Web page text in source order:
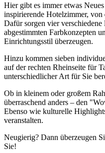
Hier gibt es immer etwas
inspirierende Hotelzimmer, von
Dafür sorgen vier
abgestimmten Farbkonzepten
Einrichtungsstil überzeugen.
Hinzu kommen sieben
auf der rechten Rheinseite für
unterschiedlicher Art für Sie
Ob in kleinem oder großem
überraschend anders – den
Ebenso wie kulturelle
veranstalten.
Neugierig? Dann überzeugen
Sie!